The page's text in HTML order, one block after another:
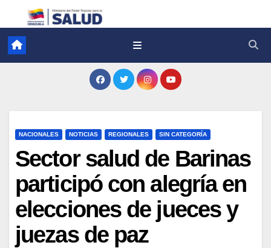
NACIONALES NOTICIAS REGIONALES SIN CATEGORÍA
Sector salud de Barinas
participó con alegría en
elecciones de jueces y
juezas de paz